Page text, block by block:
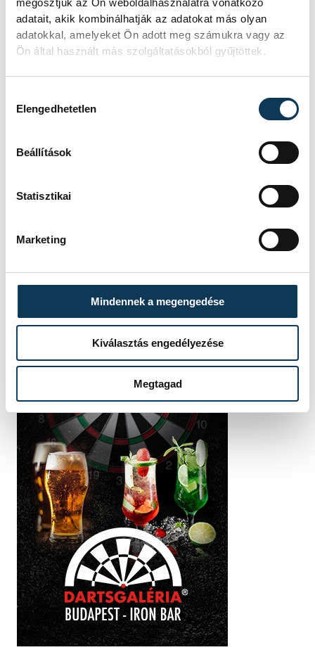
adatait, akik kombinálhatják az adatokat más olyan
adatokkal, amelyeket Ön adott meg számukra vagy az
Ön által használt más szolgáltatásokból gyűjtöttek.
Elengedhetetlen
Beállítások
Statisztikai
Marketing
Mindennek a megengedése
Kiválasztás engedélyezése
Megtagad
Domján
Attila